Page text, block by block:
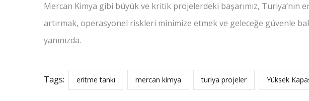
Mercan Kimya gibi büyük ve kritik projelerdeki başarımız,
artırmak, operasyonel riskleri minimize etmek ve geleceğe güvenle
yanınızda.
Tags: eritme tankı mercan kimya turiya projeler Yüksek